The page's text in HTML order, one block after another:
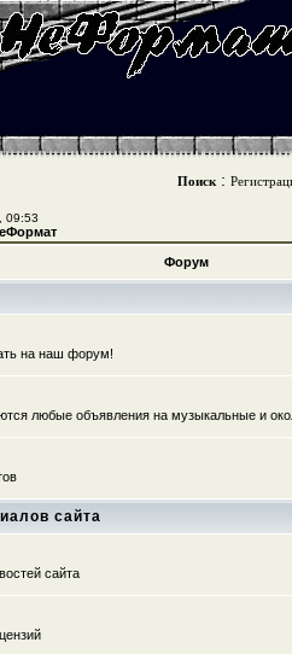
Поиск :
09:53
Форум
на наш форум!
любые объявления на музыкальные и
сайта
сайта